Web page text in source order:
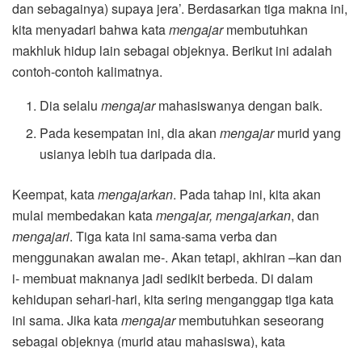
dan sebagainya) supaya jera’. Berdasarkan tiga makna ini,
kita menyadari bahwa katamengajarmembutuhkan
makhluk hidup lain sebagai objeknya. Berikut ini adalah
contoh-contoh kalimatnya.
Dia selalumengajarmahasiswanya dengan baik.
Pada kesempatan ini, dia akanmengajarmurid yang
usianya lebih tua daripada dia.
Keempat, katamengajarkan. Pada tahap ini, kita akan
mulai membedakan katamengajar, mengajarkan, dan
mengajari. Tiga kata ini sama-sama verba dan
menggunakan awalan me-. Akan tetapi, akhiran –kan dan
i- membuat maknanya jadi sedikit berbeda. Di dalam
kehidupan sehari-hari, kita sering menganggap tiga kata
ini sama. Jika katamengajarmembutuhkan seseorang
sebagai objeknya (murid atau mahasiswa), kata